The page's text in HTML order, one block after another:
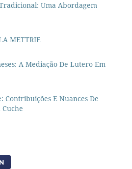
Uma Abordagem
METTRIE
A Mediação De Lutero Em
Contribuições E Nuances De